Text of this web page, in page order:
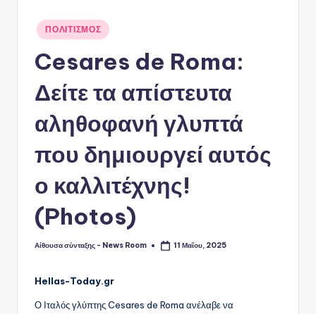
Αναρτήθηκε
σε
ΠΟΛΙΤΙΣΜΟΣ
Cesares de Roma:
Δείτε τα απίστευτα
αληθοφανή γλυπτά
που δημιουργεί αυτός
ο καλλιτέχνης!
(Photos)
Συγγραφέας:
Αίθουσα σύνταξης - News Room 11 Μαΐου, 2025
Hellas-Today.gr
Ο Ιταλός γλύπτης Cesares de Roma ανέλαβε να